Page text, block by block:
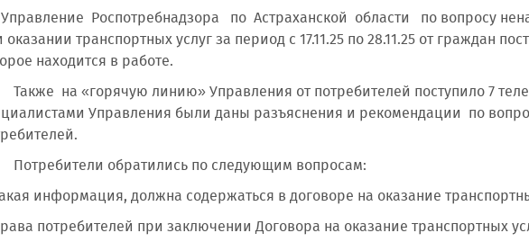
Роспотребнадзора по Астраханской области по вопросу
оказании транспортных услуг за период с 17.11.25 по 28.11.25 от граждан
находится в работе.
на «горячую линию» Управления от потребителей поступило 7
Управления были даны разъяснения и рекомендации по
обратились по следующим вопросам:
информация, должна содержаться в договоре на оказание
потребителей при заключении Договора на оказание транспортных